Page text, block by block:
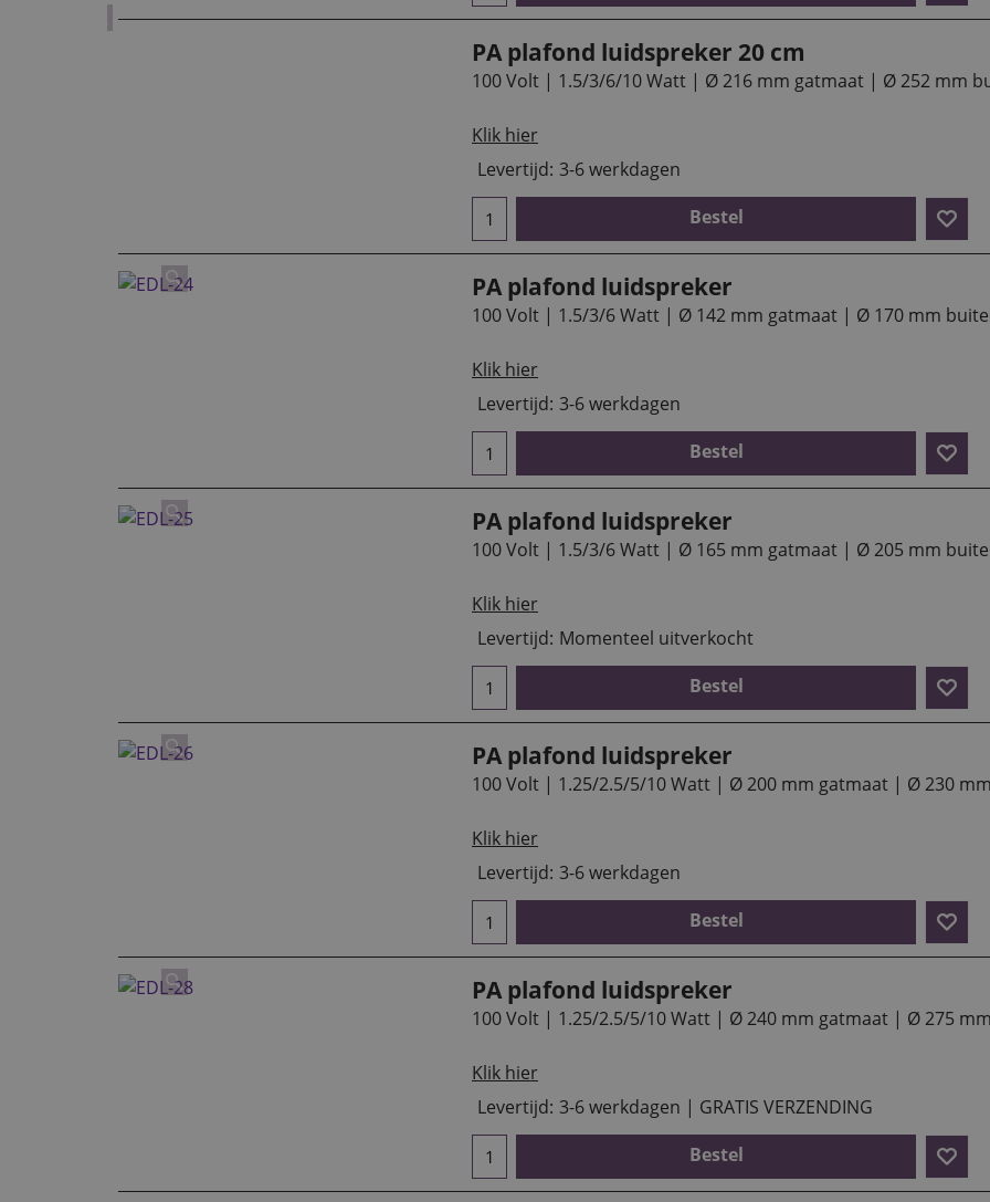
PA plafond luidspreker 20 cm
100 Volt | 1.5/3/6/10 Watt | Ø 216 mm gatmaat | Ø 252 mm
Klik hier
Levertijd: 3-6 werkdagen
Bestel
PA plafond luidspreker
100 Volt | 1.5/3/6 Watt | Ø 142 mm gatmaat | Ø 170 mm
Klik hier
Levertijd: 3-6 werkdagen
Bestel
PA plafond luidspreker
100 Volt | 1.5/3/6 Watt | Ø 165 mm gatmaat | Ø 205 mm
Klik hier
Levertijd: Momenteel uitverkocht
Bestel
PA plafond luidspreker
100 Volt | 1.25/2.5/5/10 Watt | Ø 200 mm gatmaat | Ø 230
Klik hier
Levertijd: 3-6 werkdagen
Bestel
PA plafond luidspreker
100 Volt | 1.25/2.5/5/10 Watt | Ø 240 mm gatmaat | Ø 275
Klik hier
Levertijd: 3-6 werkdagen | GRATIS VERZENDING
Bestel